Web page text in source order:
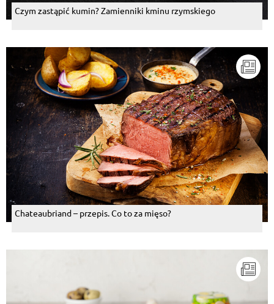
Czym zastąpić kumin? Zamienniki kminu rzymskiego
Chateaubriand – przepis. Co to za mięso?